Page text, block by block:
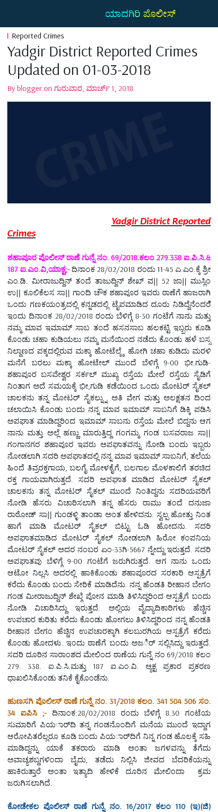
ಯಾದಗಿರಿ ಪೊಲೀಸ್
Reported Crimes
Yadgir District Reported Crimes
Updated on 01-03-2018
By blogger on ಗುರುವಾರ, ಮಾರ್ಚ್ 1, 2018
Yadgir District Reported
Crimes
ಶಹಾಪೂರ ಪೊಲೀಸ್ ಠಾಣೆ ಗುನ್ನೆ ನಂ. 69/2018.ಕಲಂ 279.338 ಐ.ಪಿ.ಸಿ.&
187 ಐ.ಎಂ.ವಿ,ಯಾಕ್ಟ;- ದಿನಾಂಕ 28/02/2018 ರಂದು 11-45 ಎ.ಎಂ.ಕ್ಕೆ ಶ್ರೀ
ಎಂ.ಡಿ. ಮೀರಾಜುದ್ದಿನ್ ತಂದೆ ತಾಜುದ್ದಿನ್ ಶೇಖ್ ವ|| 52 ಜಾ|| ಮುಸ್ಲಿಂ
ಉ|| ಕೂಲಿಕೆಲಸ ಸಾ|| ಗಾಂದಿ ಚೌಕ ಶಹಾಪೂರ ಇವರು ಠಾಣೆಗೆ ಹಾಜರಾಗಿ
ಒಂದು ಗಣಕಯಂತ್ರದಲ್ಲಿ ಕನ್ನಡದಲ್ಲಿ ಟೈಪಮಾಡಿದ ದೂರು ನಿಡಿದ್ದೆನೆಂದರೆೆ
ಇಂದು ದಿನಾಂಕ 28/02/2018 ರಂದು ಬೆಳಿಗ್ಗೆ 8-30 ಗಂಟೆಗೆ ನಾನು ಮತ್ತು
ನಮ್ಮ ಮಾವ ಇಮಾಮ್ ಸಾಬ ತಂದೆ ಹಸನಸಾಬ ಹಲಕಟ್ಟಿ ಇಬ್ಬರು ಕೂಡಿ
ಕೊಂಡು ಚಹಾ ಕುಡಿಯಲು ನಮ್ಮ ಮನೆಯಿಂದ ನಡೆದು ಕೊಂಡು ಹಳೆ ಬಸ್ಸ
ನಿಲ್ದಾಣದ ಪಕ್ಕದಲ್ಲಿರುವ ಮಕ್ಕಾ ಹೋಟೆಲ್ಕ್ಕೆ ಹೋಗಿ ಚಹಾ ಕುಡಿದು ಮರಳಿ
ಮನೆಗೆ ಬರಲು ಮಕ್ಕಾ ಹೋಟೇಲ್ ಮುಂದೆ ಬೆಳಿಗ್ಗೆ 9-00 ಭೀ.ಗುಡಿ-
ಶಹಾಪೂರ ಬಸವೇಶ್ವರ ಸರ್ಕಲ್ ಮುಖ್ಯ ರಸ್ತೆಯ ಮೇಲೆ ರಸ್ತೆಯ ಸೈಡಿಗೆ
ನಿಂತಾಗ ಅದೆ ಸಮಯಕ್ಕೆ ಭೀ,ಗುಡಿ ಕಡೆಯಿಂದ ಒಂದು ಮೋಟರ್ ಸೈಕಲ್
ಚಾಲಕನು ತನ್ನ ಮೋಟರ್ ಸೈಕಲ್ನ್ನು ಅತಿ ವೇಗ ಮತ್ತು ಅಲಕ್ಷತನ ದಿಂದ
ಚಲಾಯಿಸಿ ಕೊಂಡು ಬಂದು ನನ್ನ ಮಾವ ಇಮಾಮ್ ಸಾಬನಿಗೆ ಡಿಕ್ಕಿ ಪಡಿಸಿ
ಅಪಘಾತ ಮಾಡಿದ್ದರಿಂದ ಇಮಾಮ್ ಸಾಬನು ರಸ್ತೆಯ ಮೇಲೆ ಬಿದ್ದನು ಆಗ
ನಾನು ಮತ್ತು ಅಲ್ಲೆ ಹಣ್ಣು ಮಾರುತ್ತಿದ್ದ ಗಂಗಮ್ಮ ಗಂಡ ಬಸವರಾಜ ಸಾ||
ಗಂಗಾನಗರ ಶಹಾಪೂರ ಇವರು ಅಪಘಾತವನ್ನು ನೋಡಿ ಬಂದು ಇಬ್ಬರು
ನೋಡಲಾಗಿ ಸದರಿ ಅಪಘಾತದಲ್ಲಿ ನನ್ನ ಮಾವ ಇಮಾಮ್ ಸಾಬನಿಗೆ, ತಲೆಯ
ಹಿಂದೆ ತಿವ್ರರಕ್ತಗಾಯ, ಬಲಗೈ ಮೋಳಕೈಗೆ, ಬಲಗಾಲ ಮೊಳಕಾಲಿಗೆ ತರಚಿದ
ರಕ್ತ ಗಾಯವಾಗಿರುತ್ತದೆ. ಸದರಿ ಅಪಘಾತ ಮಾಡಿದ ಮೋಟರ್ ಸೈಕಲ್
ಚಾಲಕನು ತನ್ನ ಮೋಟರ್ ಸೈಕಲ್ ಮುಂದೆ ನಿಂತಿದ್ದನು ಸದರಿಯವರಿಗೆ
ನೋಡಿ ಹೆಸರು ವಿಚಾರಿಸಲಾಗಿ ತನ್ನ ಹೆಸರು ರಾಮು ತಂದೆ ದನುಜಾ
ರಾಠೋಡ್ ಸಾ|| ಗುಂಡಳ್ಳಿ ತಾಂಡಾ ಅಂತ ಹೇಳಿದನು. ಸ್ವಲ್ಪ ಹೋತ್ತು ನಿಂತ
ಹಾಗೆ ಮಾಡಿ ಮೋಟರ್ ಸೈಕಲ್ ಬಿಟ್ಟು ಓಡಿ ಹೋದನು. ಸದರಿ
ಅಪಘಾತಮಾಡಿದ ಮೋಟರ್ ಸೈಕಲ್ ನೋಡಲಾಗಿ ಹಿರೋ ಕಂಪನಿಯ
ಮೋಟರ್ ಸೈಕಲ್ ಅದರ ನಂಬರ ಏಂ-33ಗಿ-5667 ನ್ನೇದ್ದು ಇರುತ್ತದೆ. ಸದರಿ
ಅಪಘಾತವು ಬೆಳಿಗ್ಗೆ 9-00 ಗಂಟೆಗೆ ಜರುಗಿರುತ್ತದೆ. ಆಗ ನಾನು ಒಂದು
ಆಟೋ ನಿಲ್ಲಸಿ ಅದರಲ್ಲಿ ಹಾಕಿಕೊಂಡು ಶಹಾಪೂರದ ಸರಕಾರಿ ಆಸ್ಪತ್ರೆಗೆ
ಕರೆದು ಕೊಂಡು ಬಂದು ಸೇರಿಕೆ ಮಾಡಿದೆನು. ನನ್ನ ಹೆಂಡತಿ ರೀಹಾನ ಬೇಗಂ
ಗಂಡ ಮೀರಾಜುದ್ದಿನ್ ಶೇಖ್ಗೆ ಪೋನ ಮಾಡಿ ತಿಳಿಸಿದ್ದರಿಂದ ಆಸ್ಪತ್ರೆಗೆ ಬಂದು
ನೋಡಿ ವಿಚಾರಿಸಿದ್ದು ಇರುತ್ತದೆ. ಅಲ್ಲಿಯ ವೈದ್ಯಾದಿಕಾರಿಗಳು ಹೆಚ್ಚಿನ
ಉಪಚಾರ ಕುರಿತು ಕರೆದು ಕೊಂಡು ಹೋಗಲು ತಿಳಿಸಿದ್ದರಿಂದ ನನ್ನ ಹೆಂಡತಿ
ರೀಹಾನ ಬೇಗಂ ಹೆಚ್ಚಿನ ಉಪಚಾರಕ್ಕಾಗಿ ಕಲಬುರಗಿಯ ಆಸ್ಪತ್ರೆಗೆ ಕರೆದು
ಕೊಂಡು ಹೋದಳು. ಇಂದು ಠಾಣೆಗೆ ಬಂದು ಅಜರ್ಿ ಸಲ್ಲಿಸಿದ್ದು ಇರುತ್ತದೆ.
ಸದರಿ ದೂರಿನ ಸಾರಾಂಶದ ಮೇಲಿಂದ ಠಾಣೆಯ ಗುನ್ನೆ ನಂ 69/2018 ಕಲಂ
279. 338. ಐ.ಪಿ.ಸಿ.ಮತ್ತು 187 ಐ.ಎಂ.ವಿ. ಆ್ಯಕ್ಟ ಪ್ರಕಾರ ಪ್ರಕರಣ
ಧಾಖಲಿಸಿಕೊಂಡು ತನಿಕೆ ಕೈಕೊಂಡೆನು.
ಹುಣಸಗಿ ಪೊಲೀಸ್ ಠಾಣೆ ಗುನ್ನೆ ನಂ. 31/2018 ಕಲಂ. 341 504 506 ಸಂ.
34 ಐಪಿಸಿ ;- ದಿನಾಂಕ:28/02/2018 ರಂದು ಬೆಳಿಗ್ಗೆ 8.30 ಗಂಟೆಯ
ಸುಮಾರಿಗೆ ಪಿಯರ್ಾದಿ ತನ್ನ ಗಂಡನೊಂದಿಗೆ ಮನೆಯ ಮುಂದೆ ಇದ್ದಾಗ
ಆರೋಪಿತರೆಲ್ಲರೂ ಕೂಡಿ ಬಂದು ಪಿಯರ್ಾದಿಗೆ ನಿನ್ನ ಗಂಡ ಹೊಲಕ್ಕೆ ಸಹಿ
ಮಾಡಿದ್ದನ್ನು ಯಾಕೆ ತಕರಾರು ಮಾಡಿ ಅಂತಾ ಜಗಳವನ್ನು ತೆಗೆದು
ಅವಾಚ್ಯಶಬ್ದಗಳಿಂದಾ ಬೈದು, ತಡೆದು ನಿಲ್ಲಿಸಿ ಜೀವದ ಬೆದರಿಕೆಯನ್ನು
ಹಾಕಿರುತ್ತಾರೆ ಅಂತಾ ಇತ್ಯಾದಿ ಹೇಳಿಕೆ ದೂರಿನ ಮೇಲಿಂದಾ ಕ್ರಮ
ಜರುಗಿಸಲಾಗಿದೆ.
ಕೋಡೇಕಲ ಪೊಲೀಸ್ ಠಾಣೆ ಗುನ್ನೆ ನಂ. 16/2017 ಕಲಂ 110 (ಇ)(ಜಿ)